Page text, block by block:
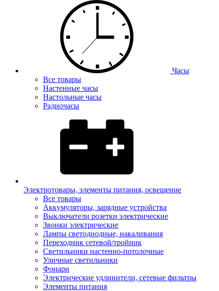
Часы
Все товары
Настенные часы
Настольные часы
Радиочасы
Электротовары, элементы питания, освещение
Все товары
Аккумуляторы, зарядные устройства
Выключатели розетки электрические
Звонки электрические
Лампы светодиодные, накаливания
Переходник сетевой/тройник
Светильники настенно-потолочные
Уличные светильники
Фонари
Электрические удлинители, сетевые фильтры
Элементы питания